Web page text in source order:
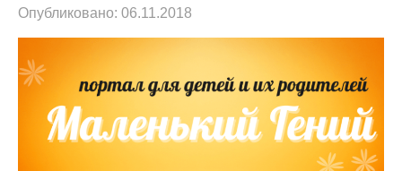
Опубликовано: 06.11.2018